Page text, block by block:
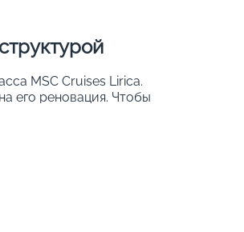
MSC Cruises Lirica.
его реновация. Чтобы
иллюминаторы,
комфортабельных
2 679